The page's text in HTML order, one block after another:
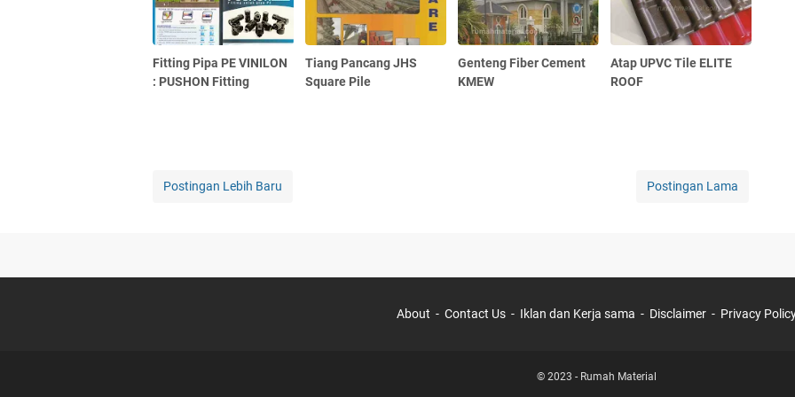
Fitting Pipa PE VINILON
: PUSHON Fitting
Tiang Pancang JHS
Square Pile
Genteng Fiber Cement
KMEW
Atap UPVC Tile ELITE
ROOF
Postingan Lebih Baru Postingan Lama
About Contact Us Iklan dan Kerja sama Disclaimer Privacy
© 2023 - Rumah Material